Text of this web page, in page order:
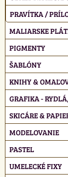
PRAVÍTKA /
MALIARSKE
PIGMENTY
ŠABLÓNY
KNIHY &
GRAFIKA -
SKICÁRE &
MODELOVANIE
PASTEL
UMELECKÉ FIXY